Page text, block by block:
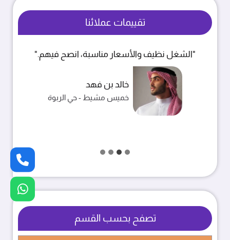
تقييمات عملائنا
"الشغل نظيف والأسعار مناسبة، انصح فيهم."
خالد بن فهد
خميس مشيط - حي الربوة
تصفح بحسب القسم